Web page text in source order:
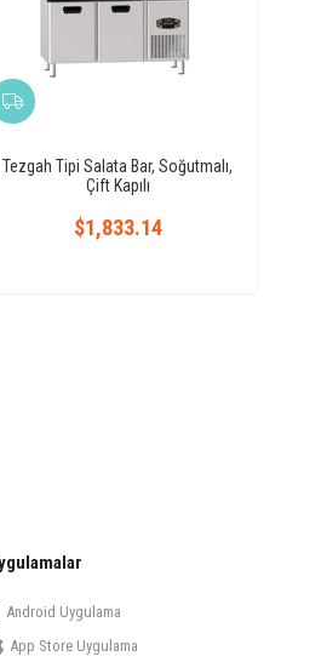
Tezgah Tipi Salata Bar, Soğutmalı,
Çift Kapılı
$1,833.14
Android Uygulama
App Store Uygulama